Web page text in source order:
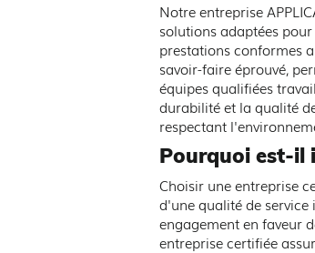
Notre entreprise
solutions adaptées
prestations conformes
savoir-faire éprouvé,
équipes qualifiées
durabilité et la qualité
respectant
Pourquoi est-il
Choisir une entreprise
d'une qualité de service
engagement en faveur
entreprise certifiée